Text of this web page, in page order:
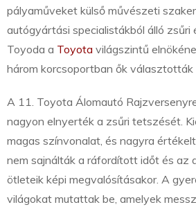
pályaműveket külső művészeti
autógyártási specialistákból álló zsűri
Toyoda a Toyota világszintű
három korcsoportban ők
A 11. Toyota Álomautó
nagyon elnyerték a zsűri tetszését.
magas színvonalat, és nagyra
nem sajnálták a ráfordított időt és az
ötleteik képi megvalósításakor. A
világokat mutattak be, amelyek